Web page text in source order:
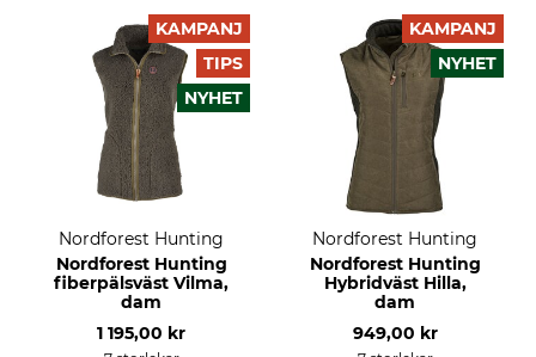
KAMPANJ
TIPS
NYHET
Nordforest Hunting
Nordforest Hunting
fiberpälsväst Vilma,
dam
1 195,00 kr
KAMPANJ
NYHET
Nordforest Hunting
Nordforest Hunting
Hybridväst Hilla,
dam
949,00 kr